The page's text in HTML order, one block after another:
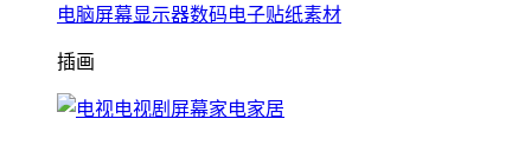
电脑屏幕显示器数码电子贴纸素材
插画